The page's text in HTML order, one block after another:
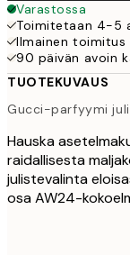
Varastossa
Toimitetaan 4-5
Ilmainen
90 päivän avoin
TUOTEKUVAUS
Gucci-parfyymi
Hauska
raidallisesta
julistevalinta
osa AW24-